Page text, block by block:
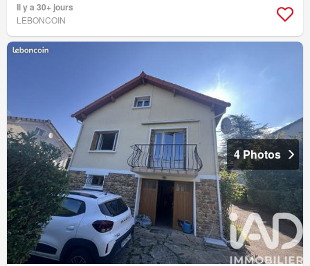
Il y a 30+ jours
LEBONCOIN
4 Photos